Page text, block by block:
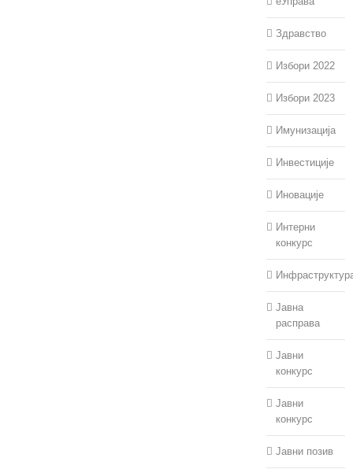
Здравство
Избори 2022
Избори 2023
Имунизација
Инвестиције
Иновације
Интерни
конкурс
Јавна
расправа
Јавни
конкурс
Јавни
конкурс
Јавни позив